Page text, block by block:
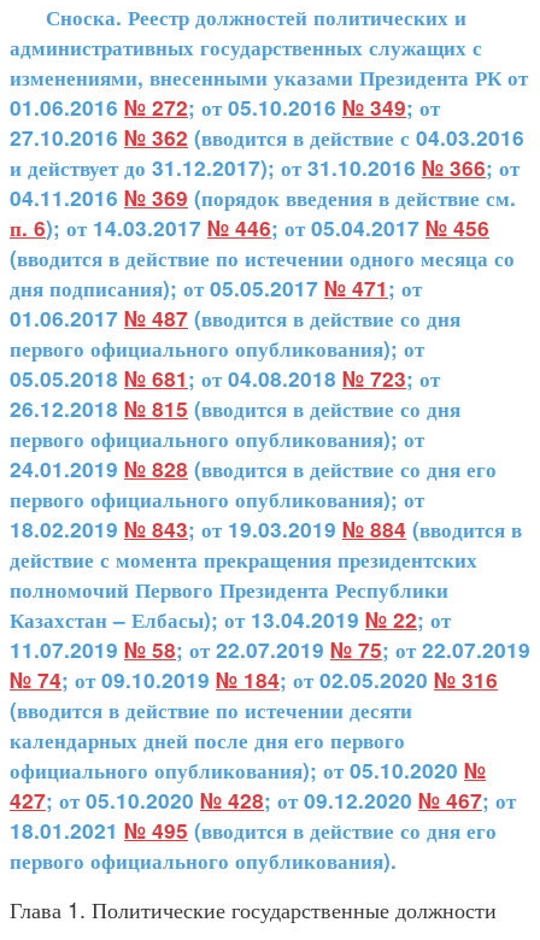
Сноска. Реестр должностей политических и
административных государственных служащих с
изменениями, внесенными указами Президента РК от
01.06.2016 № 272; от 05.10.2016 № 349; от
27.10.2016 № 362 (вводится в действие с 04.03.2016
и действует до 31.12.2017); от 31.10.2016 № 366; от
04.11.2016 № 369 (порядок введения в действие см.
п. 6); от 14.03.2017 № 446; от 05.04.2017 № 456
(вводится в действие по истечении одного месяца со
дня подписания); от 05.05.2017 № 471; от
01.06.2017 № 487 (вводится в действие со дня
первого официального опубликования); от
05.05.2018 № 681; от 04.08.2018 № 723; от
26.12.2018 № 815 (вводится в действие со дня
первого официального опубликования); от
24.01.2019 № 828 (вводится в действие со дня его
первого официального опубликования); от
18.02.2019 № 843; от 19.03.2019 № 884 (вводится в
действие с момента прекращения президентских
полномочий Первого Президента Республики
Казахстан – Елбасы); от 13.04.2019 № 22; от
11.07.2019 № 58; от 22.07.2019 № 75; от 22.07.2019
№ 74; от 09.10.2019 № 184; от 02.05.2020 № 316
(вводится в действие по истечении десяти
календарных дней после дня его первого
официального опубликования); от 05.10.2020 №
427; от 05.10.2020 № 428; от 09.12.2020 № 467; от
18.01.2021 № 495 (вводится в действие со дня его
первого официального опубликования).
Глава 1. Политические государственные должности